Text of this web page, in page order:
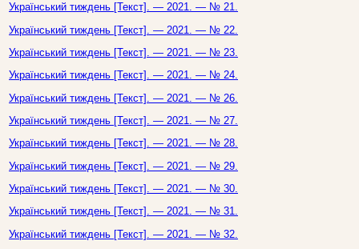
Український тиждень [Текст]. — 2021. — № 21.
Український тиждень [Текст]. — 2021. — № 22.
Український тиждень [Текст]. — 2021. — № 23.
Український тиждень [Текст]. — 2021. — № 24.
Український тиждень [Текст]. — 2021. — № 26.
Український тиждень [Текст]. — 2021. — № 27.
Український тиждень [Текст]. — 2021. — № 28.
Український тиждень [Текст]. — 2021. — № 29.
Український тиждень [Текст]. — 2021. — № 30.
Український тиждень [Текст]. — 2021. — № 31.
Український тиждень [Текст]. — 2021. — № 32.